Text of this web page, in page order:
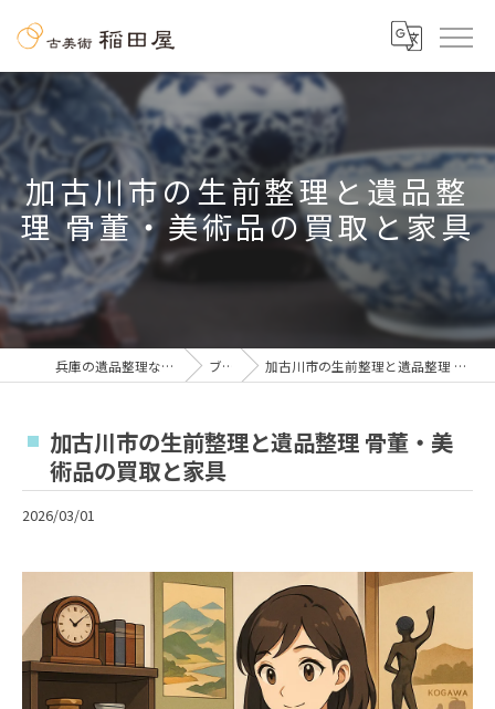
加古川市の生前整理と遺品整
理 骨董・美術品の買取と家具
兵庫の遺品整理なら古美術 稲田屋 ブログ 加古川市の生前整理と遺品整理 骨董・美術品の買取と家具
加古川市の生前整理と遺品整理 骨董・美
術品の買取と家具
2026/03/01